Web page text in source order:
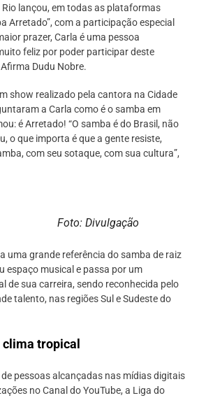
lançou, em todas as plataformas
Arretado”, com a participação especial
prazer, Carla é uma pessoa
feliz por poder participar deste
Dudu Nobre.
show realizado pela cantora na Cidade
a Carla como é o samba em
é Arretado! “O samba é do Brasil, não
o que importa é que a gente resiste,
com seu sotaque, com sua cultura”,
Foto: Divulgação
uma grande referência do samba de raiz
espaço musical e passa por um
de sua carreira, sendo reconhecida pelo
talento, nas regiões Sul e Sudeste do
clima tropical
pessoas alcançadas nas mídias digitais
no Canal do YouTube, a Liga do